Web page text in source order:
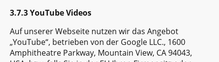
3.7.3 YouTube Videos
Auf unserer Webseite nutzen wir das Angebot
„YouTube“, betrieben von der Google LLC., 1600
Amphitheatre Parkway, Mountain View, CA 94043,